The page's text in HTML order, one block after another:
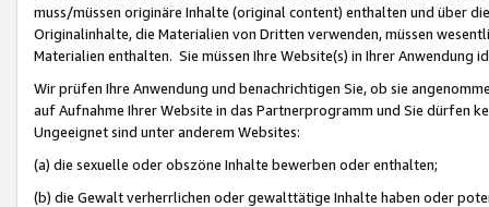
muss/müssen originäre Inhalte (original content) enthalten und über
Originalinhalte, die Materialien von Dritten verwenden, müssen
Materialien enthalten. Sie müssen Ihre Website(s) in Ihrer Anwendung
Wir prüfen Ihre Anwendung und benachrichtigen Sie, ob sie
auf Aufnahme Ihrer Website in das Partnerprogramm und Sie dürfen
Ungeeignet sind unter anderem Websites:
(a) die sexuelle oder obszöne Inhalte bewerben oder enthalten;
(b) die Gewalt verherrlichen oder gewalttätige Inhalte haben oder